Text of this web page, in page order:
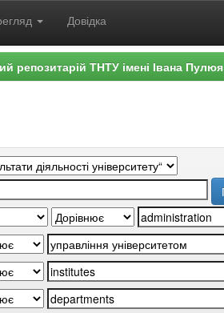
Довідка
репозитарій ТНТУ імені Івана Пулюя